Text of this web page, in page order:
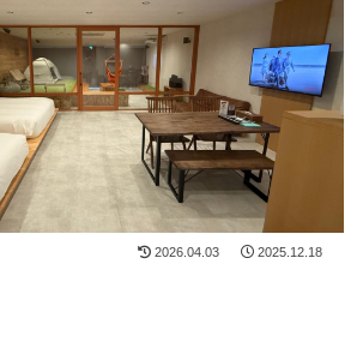
2026.04.03 2025.12.18